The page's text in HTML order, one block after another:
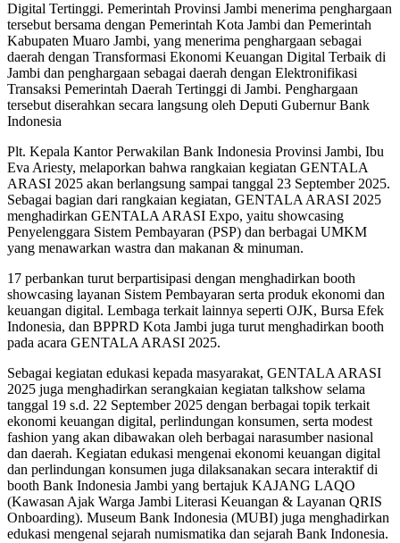
Digital Tertinggi. Pemerintah Provinsi Jambi menerima penghargaan
tersebut bersama dengan Pemerintah Kota Jambi dan Pemerintah
Kabupaten Muaro Jambi, yang menerima penghargaan sebagai
daerah dengan Transformasi Ekonomi Keuangan Digital Terbaik di
Jambi dan penghargaan sebagai daerah dengan Elektronifikasi
Transaksi Pemerintah Daerah Tertinggi di Jambi. Penghargaan
tersebut diserahkan secara langsung oleh Deputi Gubernur Bank
Indonesia
Plt. Kepala Kantor Perwakilan Bank Indonesia Provinsi Jambi, Ibu
Eva Ariesty, melaporkan bahwa rangkaian kegiatan GENTALA
ARASI 2025 akan berlangsung sampai tanggal 23 September 2025.
Sebagai bagian dari rangkaian kegiatan, GENTALA ARASI 2025
menghadirkan GENTALA ARASI Expo, yaitu showcasing
Penyelenggara Sistem Pembayaran (PSP) dan berbagai UMKM
yang menawarkan wastra dan makanan & minuman.
17 perbankan turut berpartisipasi dengan menghadirkan booth
showcasing layanan Sistem Pembayaran serta produk ekonomi dan
keuangan digital. Lembaga terkait lainnya seperti OJK, Bursa Efek
Indonesia, dan BPPRD Kota Jambi juga turut menghadirkan booth
pada acara GENTALA ARASI 2025.
Sebagai kegiatan edukasi kepada masyarakat, GENTALA ARASI
2025 juga menghadirkan serangkaian kegiatan talkshow selama
tanggal 19 s.d. 22 September 2025 dengan berbagai topik terkait
ekonomi keuangan digital, perlindungan konsumen, serta modest
fashion yang akan dibawakan oleh berbagai narasumber nasional
dan daerah. Kegiatan edukasi mengenai ekonomi keuangan digital
dan perlindungan konsumen juga dilaksanakan secara interaktif di
booth Bank Indonesia Jambi yang bertajuk KAJANG LAQO
(Kawasan Ajak Warga Jambi Literasi Keuangan & Layanan QRIS
Onboarding). Museum Bank Indonesia (MUBI) juga menghadirkan
edukasi mengenal sejarah numismatika dan sejarah Bank Indonesia.